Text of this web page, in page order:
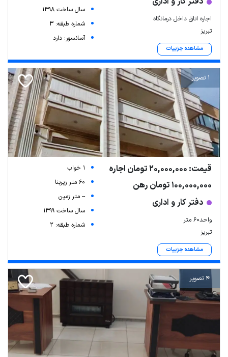
اجاره اتاق داخل درمانگاه
تبریز
مشاهده جزییات
سال ساخت 1398
شماره طبقه: 3
آسانسور: دارد
1 تصویر
قیمت: 20,000,000 تومان اجاره
100,000,000 تومان رهن
دفتر کار و اداری
واحد۶۰ متر
تبریز
مشاهده جزییات
1 خواب
60 متر زیربنا
-- متر زمین
سال ساخت 1399
شماره طبقه: 2
4 تصویر